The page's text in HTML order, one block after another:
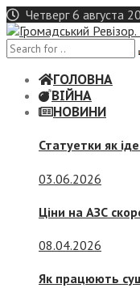
Skip
to
content
Четверг 6 августа
ГОЛОВНА
ВІЙНА
НОВИНИ
Статуетки як
03.06.2026
Ціни на АЗС
08.04.2026
Як працюють